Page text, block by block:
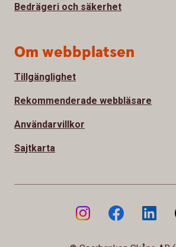
Bedrägeri och säkerhet
Om webbplatsen
Tillgänglighet
Rekommenderade webbläsare
Användarvillkor
Sajtkarta